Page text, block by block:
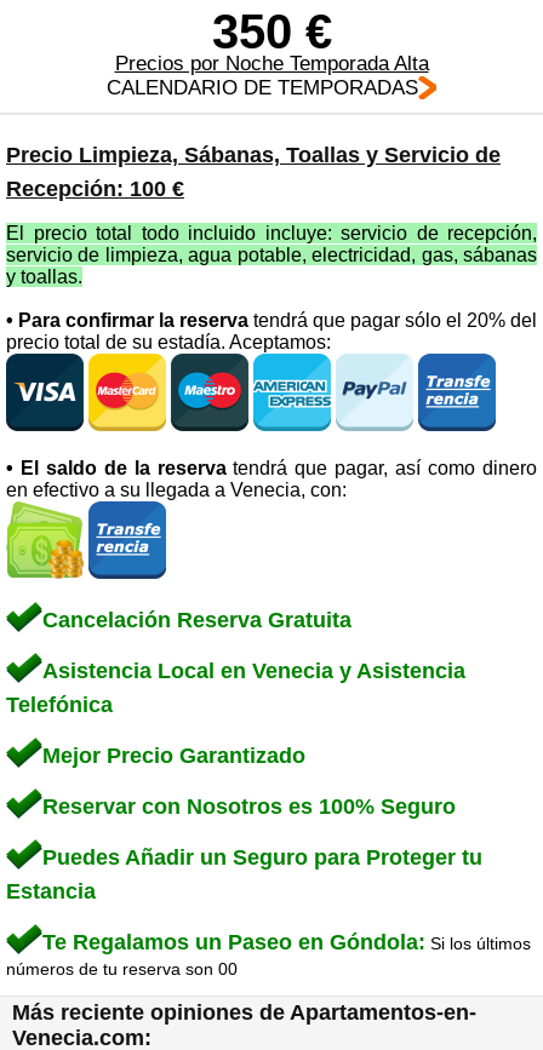
350 €
Precios por Noche Temporada Alta
CALENDARIO DE TEMPORADAS
Precio Limpieza, Sábanas, Toallas y Servicio de
Recepción: 100 €
El precio total todo incluido incluye: servicio de recepción,
servicio de limpieza, agua potable, electricidad, gas, sábanas
y toallas.
• Para confirmar la reserva tendrá que pagar sólo el 20% del
precio total de su estadía. Aceptamos:
• El saldo de la reservatendrá que pagar, así como dinero
en efectivo a su llegada a Venecia, con:
Cancelación Reserva Gratuita
Asistencia Local en Venecia y Asistencia
Telefónica
Mejor Precio Garantizado
Reservar con Nosotros es 100% Seguro
Puedes Añadir un Seguro para Proteger tu
Estancia
Te Regalamos un Paseo en Góndola: Si los últimos
números de tu reserva son 00
Más reciente opiniones de Apartamentos-en-
Venecia.com: